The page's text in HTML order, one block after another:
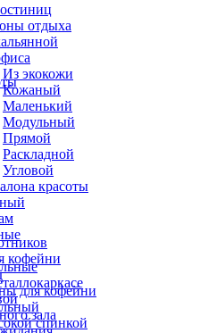
отдыха
Из экокожи
Кожаный
Маленький
Модульный
Прямой
Раскладной
Угловой
красоты
зала
кофейни
для кофейни
спинкой